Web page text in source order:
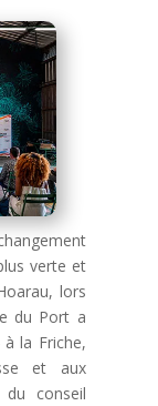
verte et
lors
du Port a
la Friche,
et aux
du conseil